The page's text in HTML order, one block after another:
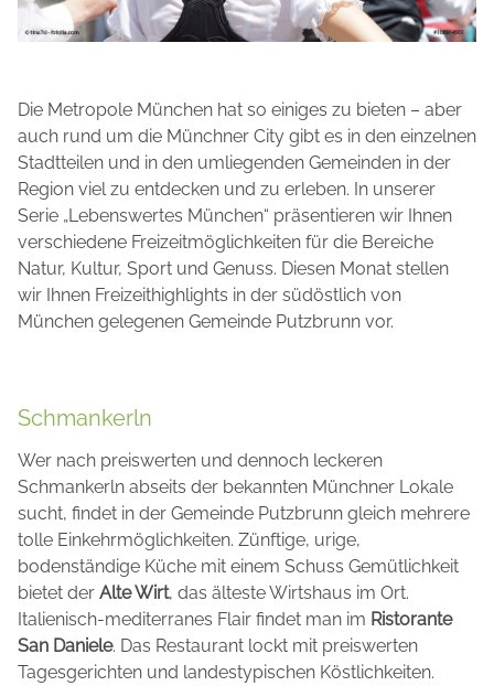
Die Metropole München hat so einiges zu bieten – aber
auch rund um die Münchner City gibt es in den einzelnen
Stadtteilen und in den umliegenden Gemeinden in der
Region viel zu entdecken und zu erleben. In unserer
Serie „Lebenswertes München“ präsentieren wir Ihnen
verschiedene Freizeitmöglichkeiten für die Bereiche
Natur, Kultur, Sport und Genuss. Diesen Monat stellen
wir Ihnen Freizeithighlights in der südöstlich von
München gelegenen Gemeinde Putzbrunn vor.
Schmankerln
Wer nach preiswerten und dennoch leckeren
Schmankerln abseits der bekannten Münchner Lokale
sucht, findet in der Gemeinde Putzbrunn gleich mehrere
tolle Einkehrmöglichkeiten. Zünftige, urige,
bodenständige Küche mit einem Schuss Gemütlichkeit
bietet der Alte Wirt, das älteste Wirtshaus im Ort.
Italienisch-mediterranes Flair findet man im Ristorante
San Daniele. Das Restaurant lockt mit preiswerten
Tagesgerichten und landestypischen Köstlichkeiten.